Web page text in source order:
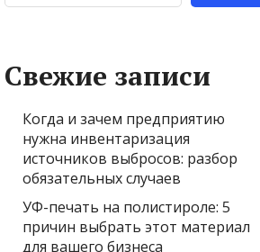
Свежие записи
Когда и зачем предприятию
нужна инвентаризация
источников выбросов: разбор
обязательных случаев
УФ-печать на полистироле: 5
причин выбрать этот материал
для вашего бизнеса